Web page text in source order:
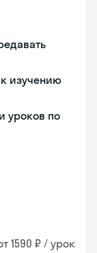
изучению
уроков по
1590 ₽ / урок